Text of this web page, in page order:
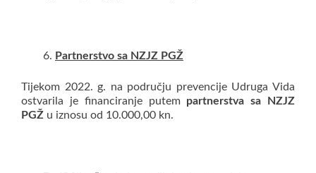
Partnerstvo sa NZJZ PGŽ
Tijekom 2022. g. na području prevencije Udruga Vida
ostvarila je financiranje putempartnerstva sa NZJZ
PGŽ u iznosu od 10.000,00 kn.